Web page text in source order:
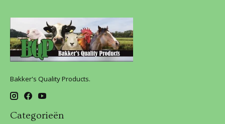
Bakker's Quality Products.
Categorieën